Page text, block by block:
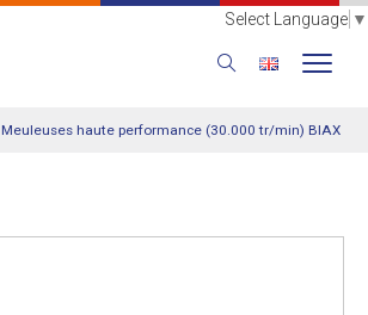
Select Language ▼
Meuleuses haute performance (30.000 tr/min) BIAX